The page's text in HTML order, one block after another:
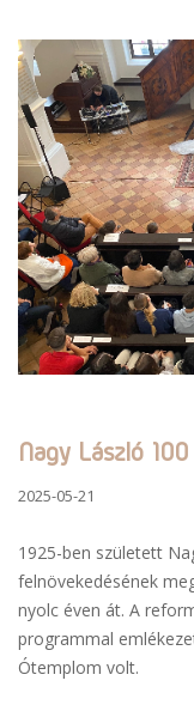
Nagy László 100
2025-05-21
1925-ben született
felnövekedésének
nyolc éven át. A
programmal
Ótemplom volt.